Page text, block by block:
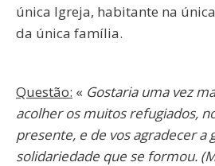
única Igreja, habitante na
da única família.
Questão: « Gostaria uma vez
acolher os muitos refugiados,
presente, e de vos agradecer a
solidariedade que se formou.